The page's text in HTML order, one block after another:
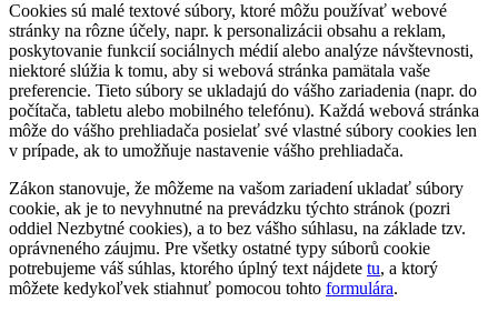
Cookies sú malé textové súbory, ktoré môžu používať webové
stránky na rôzne účely, napr. k personalizácii obsahu a reklam,
poskytovanie funkcií sociálnych médií alebo analýze návštevnosti,
niektoré slúžia k tomu, aby si webová stránka pamätala vaše
preferencie. Tieto súbory se ukladajú do vášho zariadenia (napr. do
počítača, tabletu alebo mobilného telefónu). Každá webová stránka
môže do vášho prehliadača posielať své vlastné súbory cookies len
v prípade, ak to umožňuje nastavenie vášho prehliadača.
Zákon stanovuje, že môžeme na vašom zariadení ukladať súbory
cookie, ak je to nevyhnutné na prevádzku týchto stránok (pozri
oddiel Nezbytné cookies), a to bez vášho súhlasu, na základe tzv.
oprávneného záujmu. Pre všetky ostatné typy súborů cookie
potrebujeme váš súhlas, ktorého úplný text nájdete tu, a ktorý
môžete kedykoľvek stiahnuť pomocou tohto formulára.